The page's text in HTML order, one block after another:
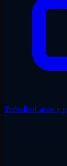
TrabalhoCasos e